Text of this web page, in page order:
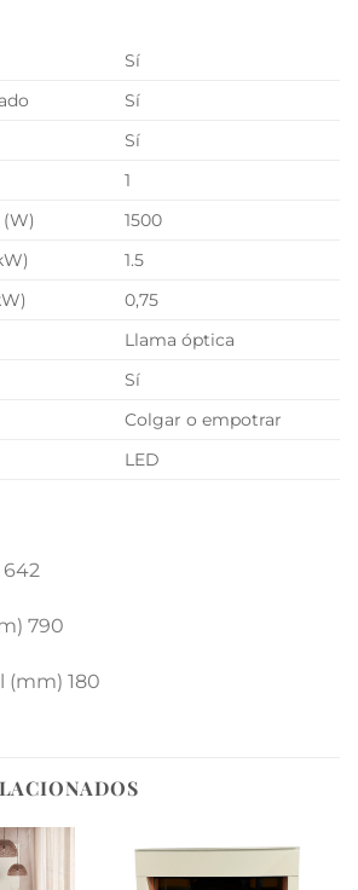
Sí
Sí
Sí
1
1500
1.5
0,75
Llama óptica
Sí
Colgar o empotrar
LED
790
(mm) 180